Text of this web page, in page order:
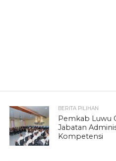
BERITA PILIHAN
Pemkab Luwu
Jabatan
Kompetensi